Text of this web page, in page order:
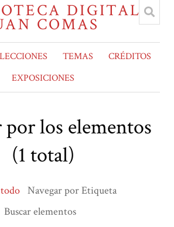
TEMAS
CRÉDITOS
EXPOSICIONES
por los elementos
(1 total)
Navegar por Etiqueta
Buscar elementos